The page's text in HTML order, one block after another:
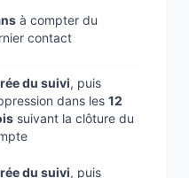
à compter du
contact
du suivi, puis
dans les 12
suivant la clôture du
du suivi, puis